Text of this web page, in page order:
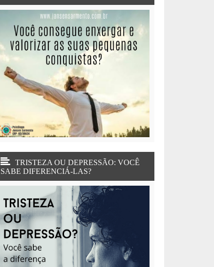
TRISTEZA OU DEPRESSÃO: VOCÊ
SABE DIFERENCIÁ-LAS?